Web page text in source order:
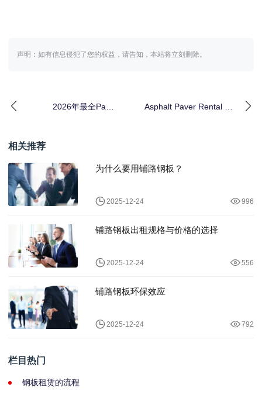
声明：如有信息侵犯了您的权益，请告知，本站将立刻删除。
2026年最全Paver
Asphalt Paver Rental 沥
相关推荐
为什么要用铺路钢板？
2025-12-24 996
铺路钢板出租规格与价格的选择
2025-12-24 556
铺路钢板环保效应
2025-12-24 792
栏目热门
钢板租赁的流程